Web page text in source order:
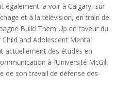
également la voir à Calgary, sur
et à la télévision, en train de
Build Them Up en faveur du
and Adolescent Mental
actuellement des études en
à l’Université McGill
de son travail de défense des